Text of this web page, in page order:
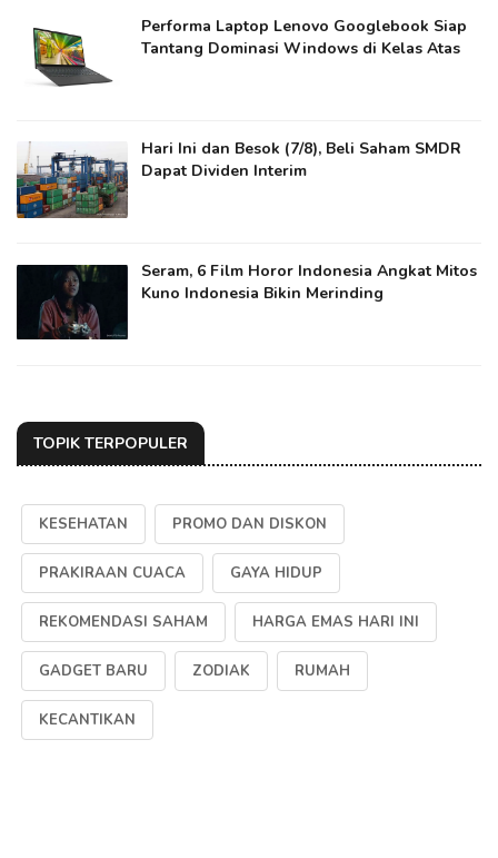
Performa Laptop Lenovo Googlebook Siap
Tantang Dominasi Windows di Kelas Atas
Hari Ini dan Besok (7/8), Beli Saham SMDR
Dapat Dividen Interim
Seram, 6 Film Horor Indonesia Angkat Mitos
Kuno Indonesia Bikin Merinding
TOPIK TERPOPULER
KESEHATAN PROMO DAN DISKON
PRAKIRAAN CUACA GAYA HIDUP
REKOMENDASI SAHAM HARGA EMAS HARI INI
GADGET BARU ZODIAK RUMAH
KECANTIKAN